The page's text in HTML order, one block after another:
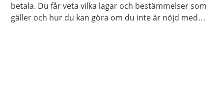
betala. Du får veta vilka lagar och bestämmelser som
gäller och hur du kan göra om du inte är nöjd med